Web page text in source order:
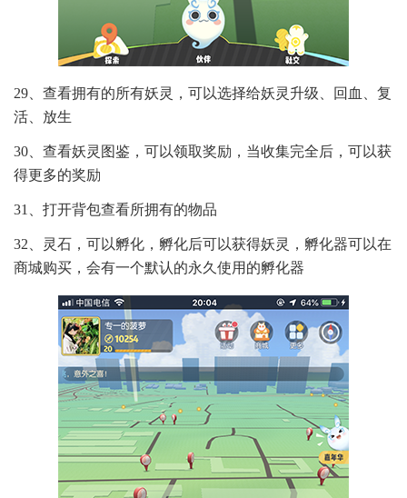
29、查看拥有的所有妖灵，可以选择给妖灵升级、回血、复
活、放生
30、查看妖灵图鉴，可以领取奖励，当收集完全后，可以获
得更多的奖励
31、打开背包查看所拥有的物品
32、灵石，可以孵化，孵化后可以获得妖灵，孵化器可以在
商城购买，会有一个默认的永久使用的孵化器